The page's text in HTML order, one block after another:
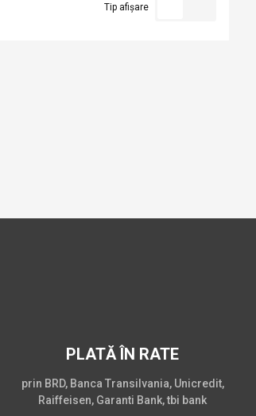
Tip afișare
PLATĂ ÎN RATE
prin BRD, Banca Transilvania, Unicredit,
Raiffeisen, Garanti Bank, tbi bank